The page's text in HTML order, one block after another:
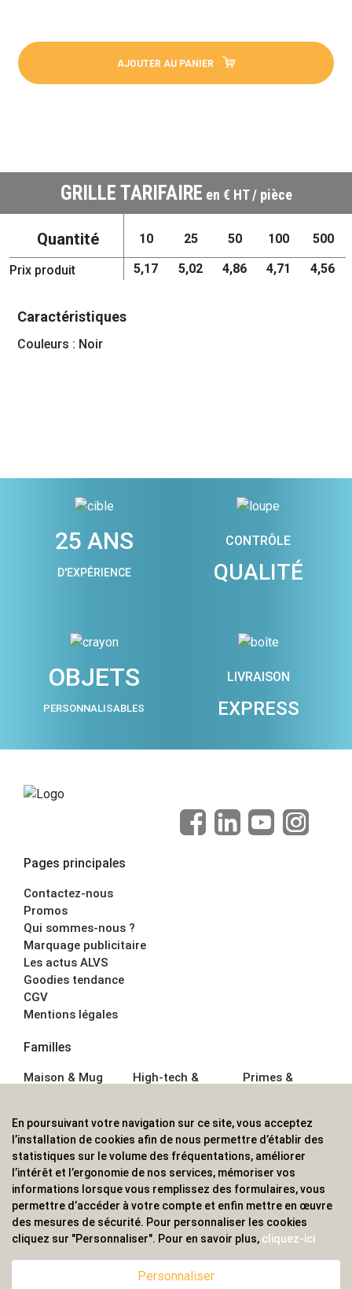
AJOUTER AU PANIER
GRILLE TARIFAIRE en € HT / pièce
Quantité 10 25 50 100 500
Prix produit 5,17 5,02 4,86 4,71 4,56
Caractéristiques
Couleurs : Noir
25 ANS
D'EXPÉRIENCE
CONTRÔLE
QUALITÉ
OBJETS
PERSONNALISABLES
LIVRAISON
EXPRESS
Pages principales
Contactez-nous
Promos
Qui sommes-nous ?
Marquage publicitaire
Les actus ALVS
Goodies tendance
CGV
Mentions légales
Familles
Maison & Mug
Écriture
Bagagerie sacs
High-tech &
Sport &
Outdoor
Enfant
Primes &
Boisson
Textile &
Casquette
Accessoires de
bureau
ALVS, fournisseur d'objets publicitaires, pour les
professionnels. Une implantation nationale, une
couverture internationale.
En poursuivant votre navigation sur ce site, vous acceptez
l’installation de cookies afin de nous permettre d’établir des
statistiques sur le volume des fréquentations, améliorer
l’intérêt et l’ergonomie de nos services, mémoriser vos
informations lorsque vous remplissez des formulaires, vous
permettre d’accéder à votre compte et enfin mettre en œuvre
des mesures de sécurité. Pour personnaliser les cookies
cliquez sur "Personnaliser". Pour en savoir plus, cliquez-ici
Personnaliser